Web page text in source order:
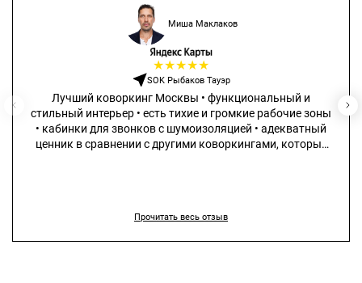
Миша Маклаков
★★★★★
SOK Рыбаков Тауэр
Лучший коворкинг Москвы • функциональный и
стильный интерьер • есть тихие и громкие рабочие зоны
• кабинки для звонков с шумоизоляцией • адекватный
ценник в сравнении с другими коворкингами, которые
Прочитать весь отзыв